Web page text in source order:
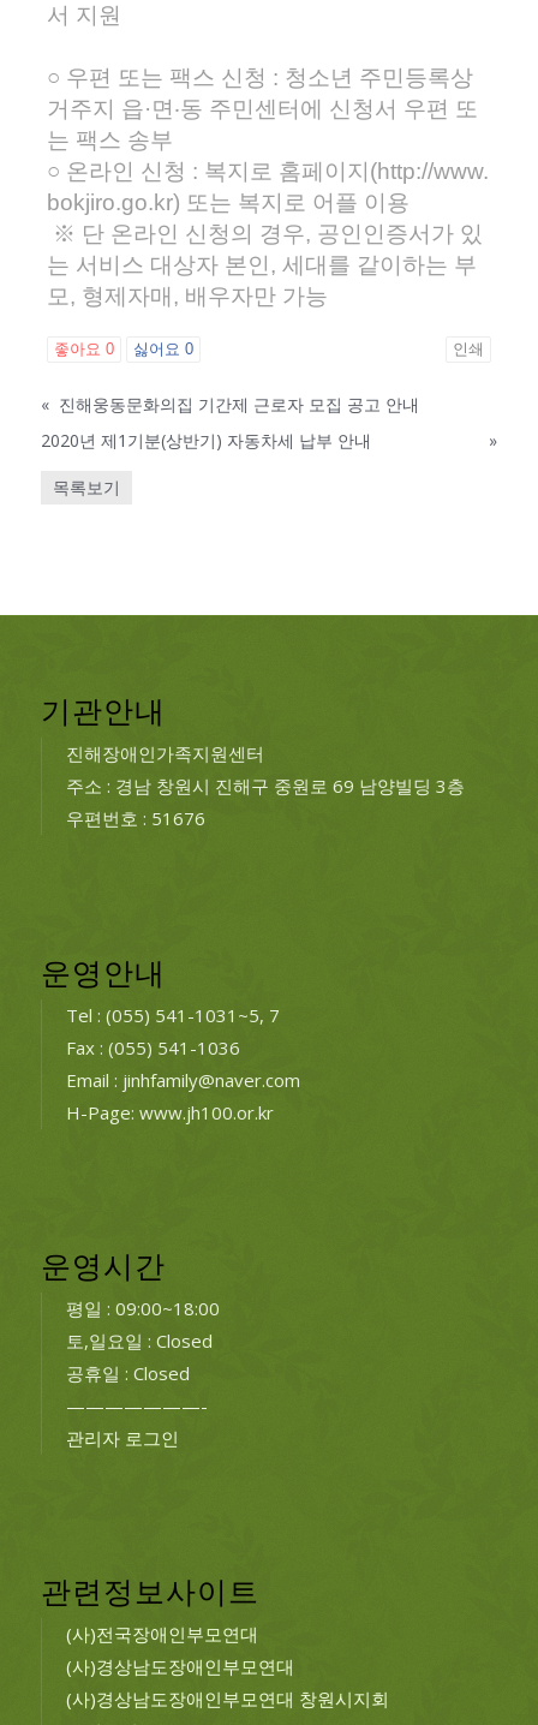
서 지원
○ 우편 또는 팩스 신청 : 청소년 주민등록상
거주지 읍·면‧동 주민센터에 신청서 우편 또
는 팩스 송부
○ 온라인 신청 : 복지로 홈페이지(http://www.
bokjiro.go.kr) 또는 복지로 어플 이용
※ 단 온라인 신청의 경우, 공인인증서가 있
는 서비스 대상자 본인, 세대를 같이하는 부
모, 형제자매, 배우자만 가능
좋아요 0 싫어요 0 인쇄
« 진해웅동문화의집 기간제 근로자 모집 공고 안내
2020년 제1기분(상반기) 자동차세 납부 안내
»
목록보기
기관안내
진해장애인가족지원센터
주소 : 경남 창원시 진해구 중원로 69 남양빌딩 3층
우편번호 : 51676
운영안내
Tel : (055) 541-1031~5, 7
Fax : (055) 541-1036
Email : jinhfamily@naver.com
H-Page: www.jh100.or.kr
운영시간
평일 : 09:00~18:00
토,일요일 : Closed
공휴일 : Closed
———————-
관리자 로그인
관련정보사이트
(사)전국장애인부모연대
(사)경상남도장애인부모연대
(사)경상남도장애인부모연대 창원시지회